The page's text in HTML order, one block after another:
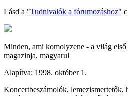
Lásd a "Tudnivalók a fórumozáshoz"
Minden, ami komolyzene - a világ
magazinja, magyarul
Alapítva: 1998. október 1.
Koncertbeszámolók,